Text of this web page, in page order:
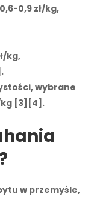
0,9 zł/kg,
kg,
wybrane
kg [3][4].
w przemyśle,